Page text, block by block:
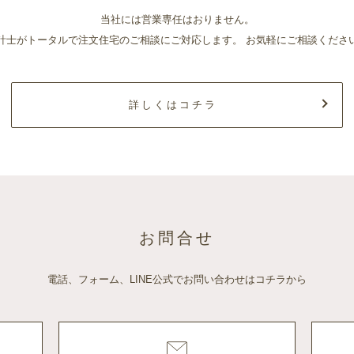
当社には営業専任はおりません。
士がトータルで注文住宅のご相談にご対応します。 お気軽にご相談くださ
詳しくはコチラ
お問合せ
電話、フォーム、LINE公式でお問い合わせはコチラから